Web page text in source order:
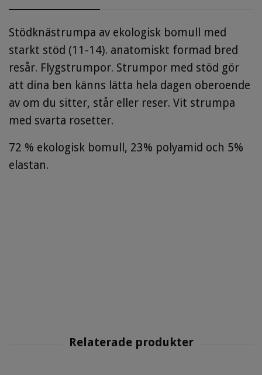
Stödknästrumpa av ekologisk bomull med
starkt stöd (11-14). anatomiskt formad bred
resår. Flygstrumpor. Strumpor med stöd gör
att dina ben känns lätta hela dagen oberoende
av om du sitter, står eller reser. Vit strumpa
med svarta rosetter.
72 % ekologisk bomull, 23% polyamid och 5%
elastan.